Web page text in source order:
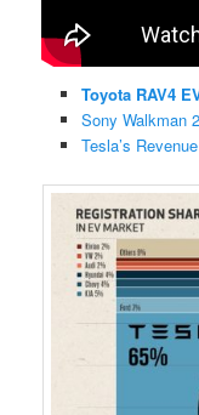
Toyota RAV4
Sony Walkman
Tesla’s